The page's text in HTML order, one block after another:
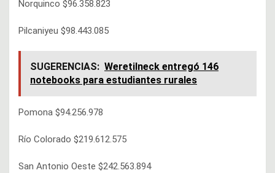
Norquinco $96.358.823
Pilcaniyeu $98.443.085
SUGERENCIAS: Weretilneck entregó 146
notebooks para estudiantes rurales
Pomona $94.256.978
Río Colorado $219.612.575
San Antonio Oeste $242.563.894